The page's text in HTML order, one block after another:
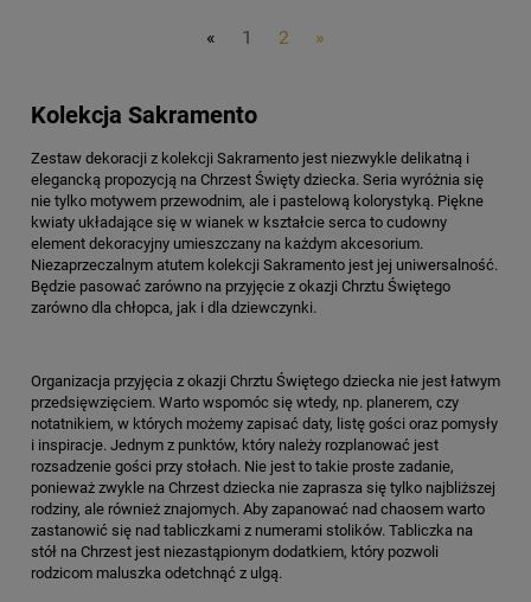
« 1 2 »
Kolekcja Sakramento
Zestaw dekoracji z kolekcji Sakramento jest niezwykle delikatną i
elegancką propozycją na Chrzest Święty dziecka. Seria wyróżnia się
nie tylko motywem przewodnim, ale i pastelową kolorystyką. Piękne
kwiaty układające się w wianek w kształcie serca to cudowny
element dekoracyjny umieszczany na każdym akcesorium.
Niezaprzeczalnym atutem kolekcji Sakramento jest jej uniwersalność.
Będzie pasować zarówno na przyjęcie z okazji Chrztu Świętego
zarówno dla chłopca, jak i dla dziewczynki.
Organizacja przyjęcia z okazji Chrztu Świętego dziecka nie jest łatwym
przedsięwzięciem. Warto wspomóc się wtedy, np. planerem, czy
notatnikiem, w których możemy zapisać daty, listę gości oraz pomysły
i inspiracje. Jednym z punktów, który należy rozplanować jest
rozsadzenie gości przy stołach. Nie jest to takie proste zadanie,
ponieważ zwykle na Chrzest dziecka nie zaprasza się tylko najbliższej
rodziny, ale również znajomych. Aby zapanować nad chaosem warto
zastanowić się nad tabliczkami z numerami stolików. Tabliczka na
stół na Chrzest jest niezastąpionym dodatkiem, który pozwoli
rodzicom maluszka odetchnąć z ulgą.